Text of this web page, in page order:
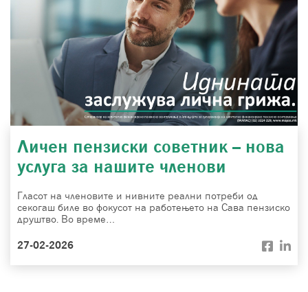
Личен пензиски советник – нова
услуга за нашите членови
Гласот на членовите и нивните реални потреби од
секогаш биле во фокусот на работењето на Сава пензиско
друштво. Во време…
27-02-2026